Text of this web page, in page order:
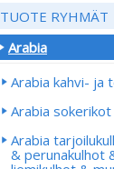
TUOTE RYHMÄT
Arabia
Arabia kahvi- ja
Arabia
Arabia
& perunakulhot